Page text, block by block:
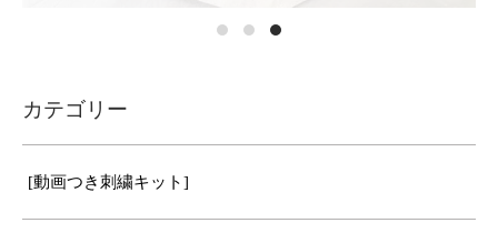
カテゴリー
[動画つき刺繍キット]